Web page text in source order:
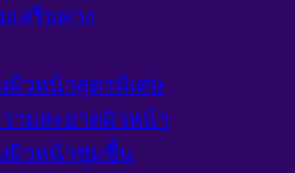
เสริมคาง
วหน้าสูตรพิเศษ
มสะอาดผิวหน้า
ผิวหน้าชุ่มชื้น